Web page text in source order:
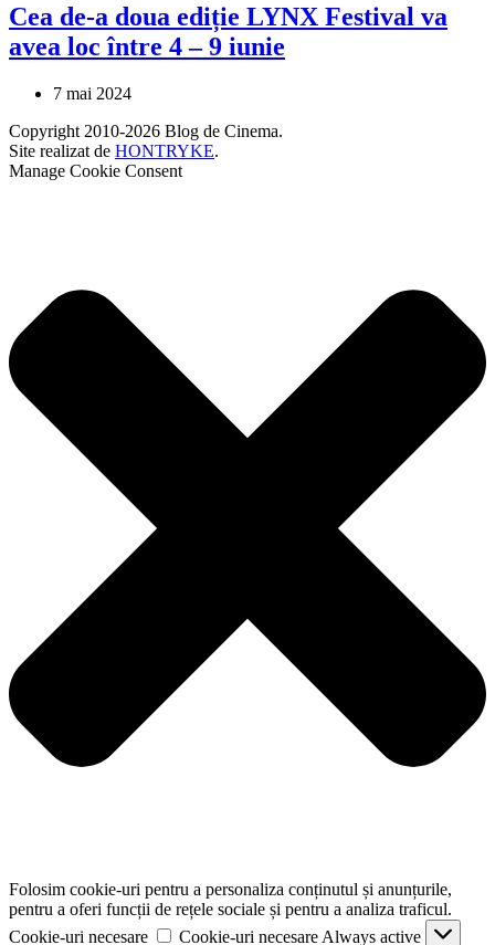
Cea de-a doua ediție LYNX Festival va
avea loc între 4 – 9 iunie
7 mai 2024
Copyright 2010-2026 Blog de Cinema.
Site realizat de HONTRYKE.
Manage Cookie Consent
Folosim cookie-uri pentru a personaliza conținutul și anunțurile,
pentru a oferi funcții de rețele sociale și pentru a analiza traficul.
Cookie-uri necesare
Cookie-uri necesare Always active